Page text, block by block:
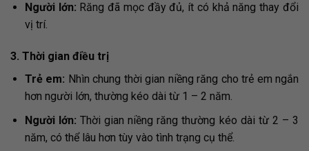
Người lớn: Răng đã mọc đầy đủ, ít có khả năng thay đổi
vị trí.
3. Thời gian điều trị
Trẻ em: Nhìn chung thời gian niềng răng cho trẻ em ngắn
hơn người lớn, thường kéo dài từ 1 – 2 năm.
Người lớn: Thời gian niềng răng thường kéo dài từ 2 – 3
năm, có thể lâu hơn tùy vào tình trạng cụ thể.